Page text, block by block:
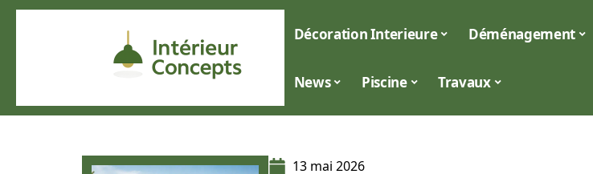
Décoration Interieure Déménagement
News Piscine Travaux
13 mai 2026